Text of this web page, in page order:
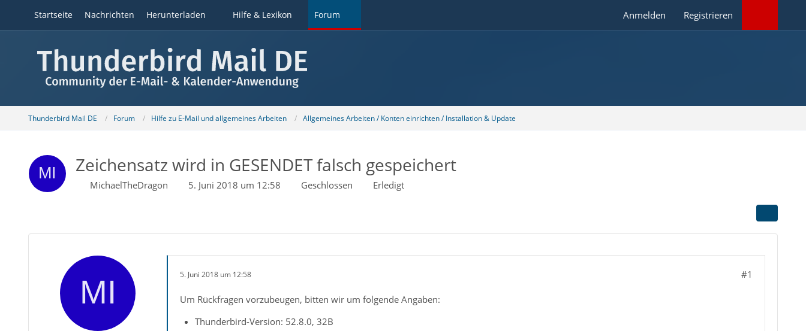
Startseite Nachrichten Herunterladen Hilfe & Lexikon Forum Anmelden Registrieren
Thunderbird Mail DE Forum Hilfe zu E-Mail und allgemeines Arbeiten Allgemeines Arbeiten / Konten einrichten / Installation & Update
Zeichensatz wird in GESENDET falsch gespeichert
MichaelTheDragon 5. Juni 2018 um 12:58 Geschlossen Erledigt
5. Juni 2018 um 12:58 #1
Um Rückfragen vorzubeugen, bitten wir um folgende Angaben:
Thunderbird-Version: 52.8.0, 32B